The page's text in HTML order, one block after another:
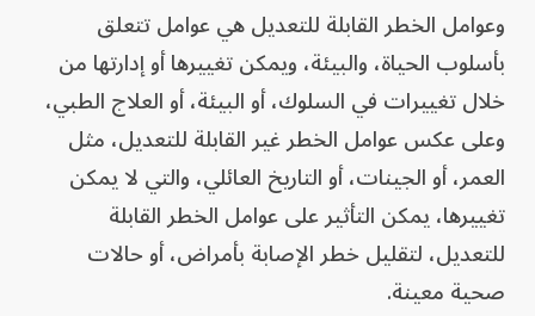
وعوامل الخطر القابلة للتعديل هي عوامل تتعلق
بأسلوب الحياة، والبيئة، ويمكن تغييرها أو إدارتها من
خلال تغييرات في السلوك، أو البيئة، أو العلاج الطبي،
وعلى عكس عوامل الخطر غير القابلة للتعديل، مثل
العمر، أو الجينات، أو التاريخ العائلي، والتي لا يمكن
تغييرها، يمكن التأثير على عوامل الخطر القابلة
للتعديل، لتقليل خطر الإصابة بأمراض، أو حالات
صحية معينة.